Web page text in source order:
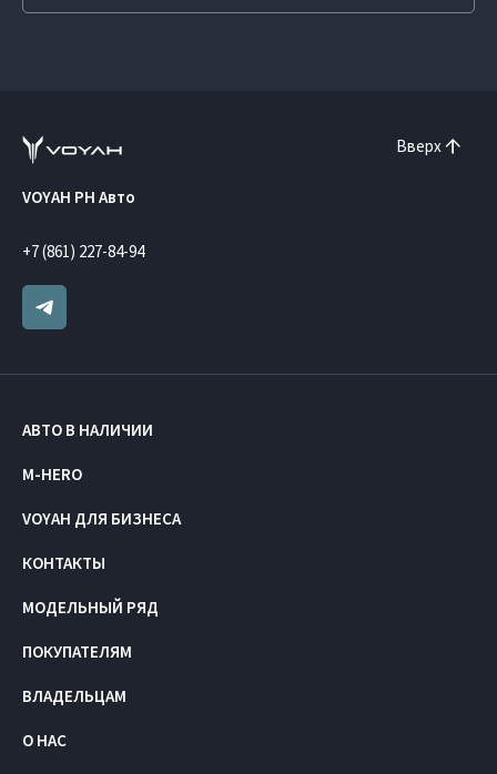
Вверх
VOYAH РН Авто
+7 (861) 227-84-94
АВТО В НАЛИЧИИ
M-HERO
VOYAH ДЛЯ БИЗНЕСА
КОНТАКТЫ
МОДЕЛЬНЫЙ РЯД
ПОКУПАТЕЛЯМ
ВЛАДЕЛЬЦАМ
О НАС